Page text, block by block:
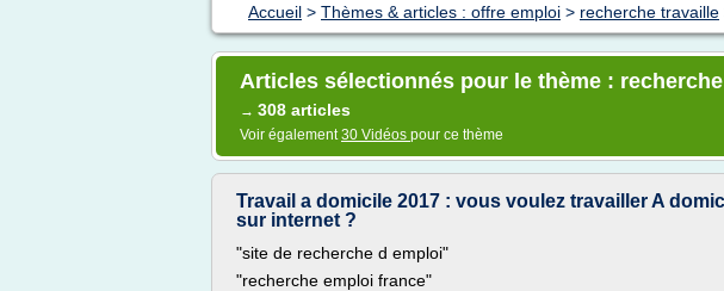
Accueil > Thèmes & articles : offre emploi > recherche travaille
Articles sélectionnés pour le thème :
→ 308 articles
Voir également30 Vidéos pour ce thème
Travail a domicile 2017 : vous voulez travailler A
sur internet ?
"site de recherche d emploi"
"recherche emploi france"